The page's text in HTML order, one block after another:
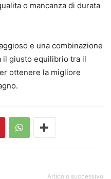
o mancanza di durata
e una combinazione
il giusto equilibrio tra il
ottenere la migliore
Articolo successivo